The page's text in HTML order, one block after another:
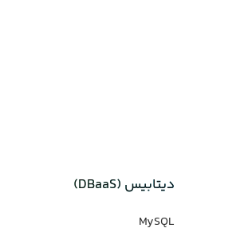
دیتابیس‌ (DBaaS)
MySQL